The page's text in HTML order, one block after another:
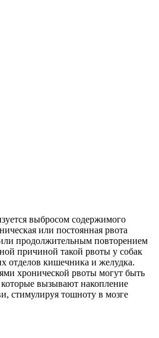
выбросом содержимого
или постоянная рвота
продолжительным повторением
причиной такой рвоты у собак
отделов кишечника и желудка.
хронической рвоты могут быть
вызывают накопление
стимулируя тошноту в мозге